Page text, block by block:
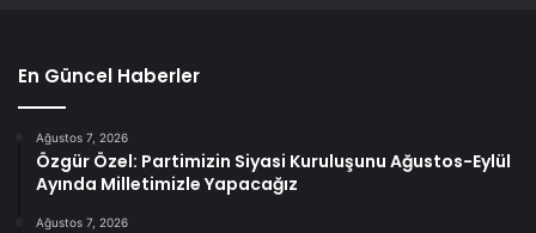
En Güncel Haberler
Ağustos 7, 2026
Özgür Özel: Partimizin Siyasi Kuruluşunu Ağustos-Eylül
Ayında Milletimizle Yapacağız
Ağustos 7, 2026